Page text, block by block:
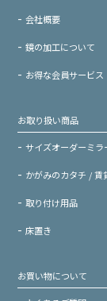
会社概要
鏡の加工について
お得な会員サービス
お取り扱い商品
サイズオーダーミラ
かがみのカタチ / 賃
取り付け用品
床置き
お買い物について